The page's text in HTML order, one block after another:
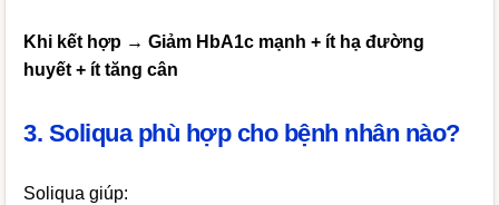
Khi kết hợp → Giảm HbA1c mạnh + ít hạ đường
huyết + ít tăng cân
3. Soliqua phù hợp cho bệnh nhân nào?
Soliqua giúp: